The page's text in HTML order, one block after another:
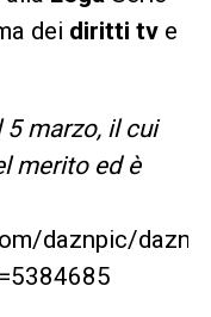
dei diritti tve
marzo, il cui
merito ed è
daznpic/